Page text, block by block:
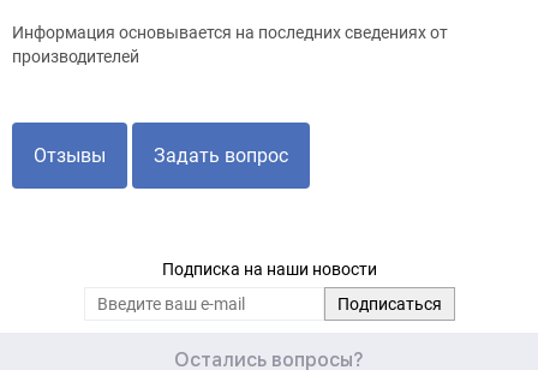
Информация основывается на последних сведениях от
производителей
Отзывы Задать вопрос
Подписка на наши новости
Остались вопросы?